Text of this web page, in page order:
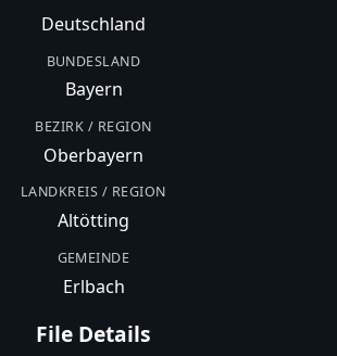
Deutschland
BUNDESLAND
Bayern
BEZIRK / REGION
Oberbayern
LANDKREIS / REGION
Altötting
GEMEINDE
Erlbach
File Details